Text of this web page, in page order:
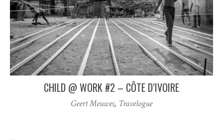
CHILD @ WORK #2 – CÔTE D’IVOIRE
Geert Meuwes, Travelogue